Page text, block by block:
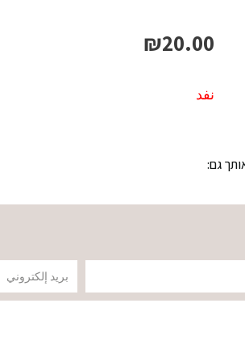
₪20.00
نفد
אותך גם:
דוא"ל